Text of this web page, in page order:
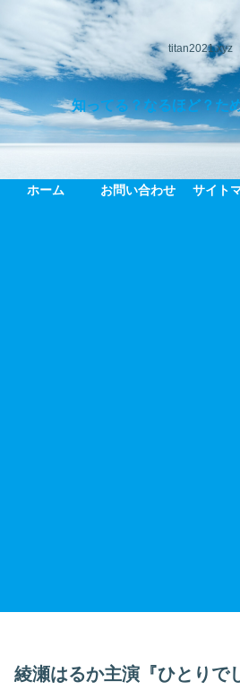
titan2021.xyz
知ってる？なるほど？た
ホーム お問い合わせ サイト
綾瀬はるか主演『ひとりで